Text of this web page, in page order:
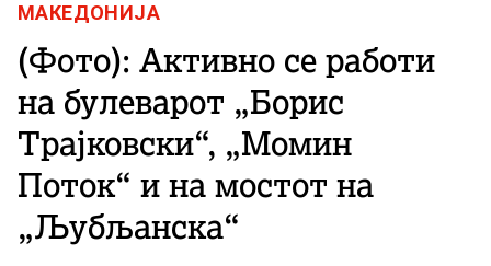
МАКЕДОНИЈА
(Фото): Активно се работи
на булеварот „Борис
Трајковски“, „Момин
Поток“ и на мостот на
„Љубљанска“